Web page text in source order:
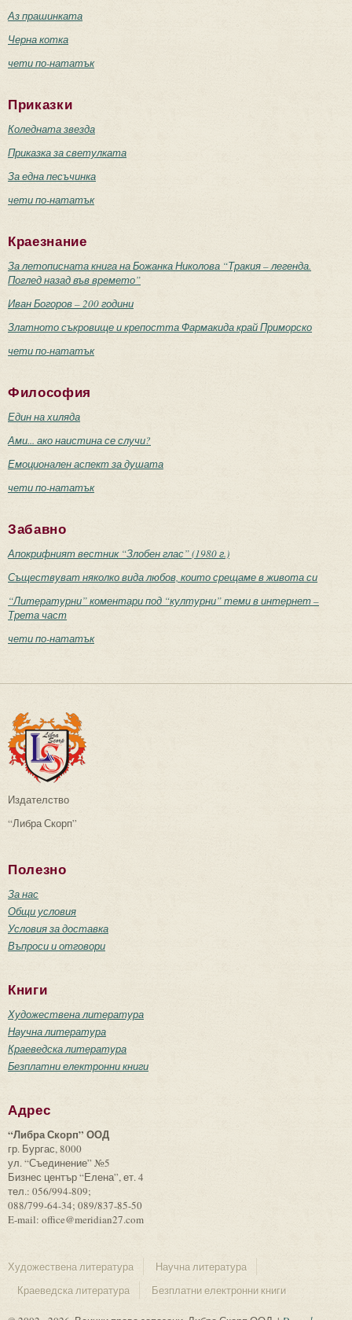
Аз прашинката
Черна котка
чети по-нататък
Приказки
Коледната звезда
Приказка за светулката
За една песъчинка
чети по-нататък
Краезнание
За летописната книга на Божанка Николова “Тракия – легенда.
Поглед назад във времето”
Иван Богоров – 200 години
Златното съкровище и крепостта Фармакида край Приморско
чети по-нататък
Философия
Един на хиляда
Ами... ако наистина се случи?
Емоционален аспект за душата
чети по-нататък
Забавно
Апокрифният вестник “Злобен глас” (1980 г.)
Съществуват няколко вида любов, които срещаме в живота си
“Литературни” коментари под “културни” теми в интернет –
Трета част
чети по-нататък
Издателство
“Либра Скорп”
Полезно
За нас
Общи условия
Условия за доставка
Въпроси и отговори
Книги
Художествена литература
Научна литература
Краеведска литература
Безплатни електронни книги
Адрес
“Либра Скорп” ООД
гр. Бургас, 8000
ул. “Съединение” №5
Бизнес център “Елена”, ет. 4
тел.: 056/994-809;
088/799-64-34; 089/837-85-50
E-mail: office@meridian27.com
Художествена литература
Научна литература
Краеведска литература
Безплатни електронни книги